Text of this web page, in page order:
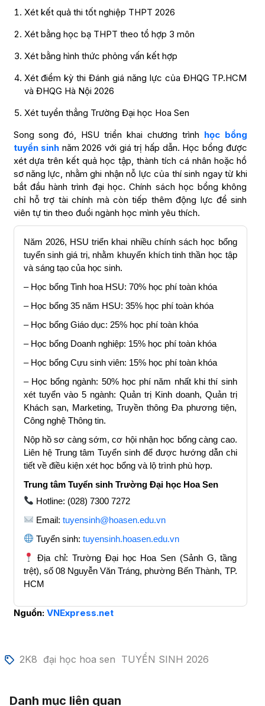
Xét kết quả thi tốt nghiệp THPT 2026
Xét bằng học bạ THPT theo tổ hợp 3 môn
Xét bằng hình thức phỏng vấn kết hợp
Xét điểm kỳ thi Đánh giá năng lực của ĐHQG TP.HCM
và ĐHQG Hà Nội 2026
Xét tuyển thẳng Trường Đại học Hoa Sen
Song song đó, HSU triển khai chương trình học bổng
tuyển sinh năm 2026 với giá trị hấp dẫn. Học bổng được
xét dựa trên kết quả học tập, thành tích cá nhân hoặc hồ
sơ năng lực, nhằm ghi nhận nỗ lực của thí sinh ngay từ khi
bắt đầu hành trình đại học. Chính sách học bổng không
chỉ hỗ trợ tài chính mà còn tiếp thêm động lực để sinh
viên tự tin theo đuổi ngành học mình yêu thích.
Năm 2026, HSU triển khai nhiều chính sách học bổng
tuyển sinh giá trị, nhằm khuyến khích tinh thần học tập
và sáng tạo của học sinh.
– Học bổng Tinh hoa HSU: 70% học phí toàn khóa
– Học bổng 35 năm HSU: 35% học phí toàn khóa
– Học bổng Giáo dục: 25% học phí toàn khóa
– Học bổng Doanh nghiệp: 15% học phí toàn khóa
– Học bổng Cựu sinh viên: 15% học phí toàn khóa
– Học bổng ngành: 50% học phí năm nhất khi thí sinh
xét tuyển vào 5 ngành: Quản trị Kinh doanh, Quản trị
Khách sạn, Marketing, Truyền thông Đa phương tiện,
Công nghệ Thông tin.
Nộp hồ sơ càng sớm, cơ hội nhận học bổng càng cao.
Liên hệ Trung tâm Tuyển sinh để được hướng dẫn chi
tiết về điều kiện xét học bổng và lộ trình phù hợp.
Trung tâm Tuyển sinh Trường Đại học Hoa Sen
Hotline: (028) 7300 7272
Email: tuyensinh@hoasen.edu.vn
Tuyển sinh: tuyensinh.hoasen.edu.vn
Địa chỉ: Trường Đại học Hoa Sen (Sảnh G, tầng
trệt), số 08 Nguyễn Văn Tráng, phường Bến Thành, TP.
HCM
Nguồn: VNExpress.net
2K8 đại học hoa sen TUYỂN SINH 2026
Danh mục liên quan